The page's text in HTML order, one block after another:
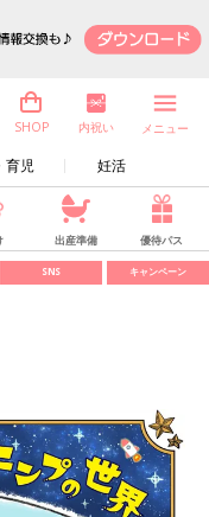
育児 妊活
SHOP 内祝い メニュー
出産準備 優待パス
SNS キャンペーン